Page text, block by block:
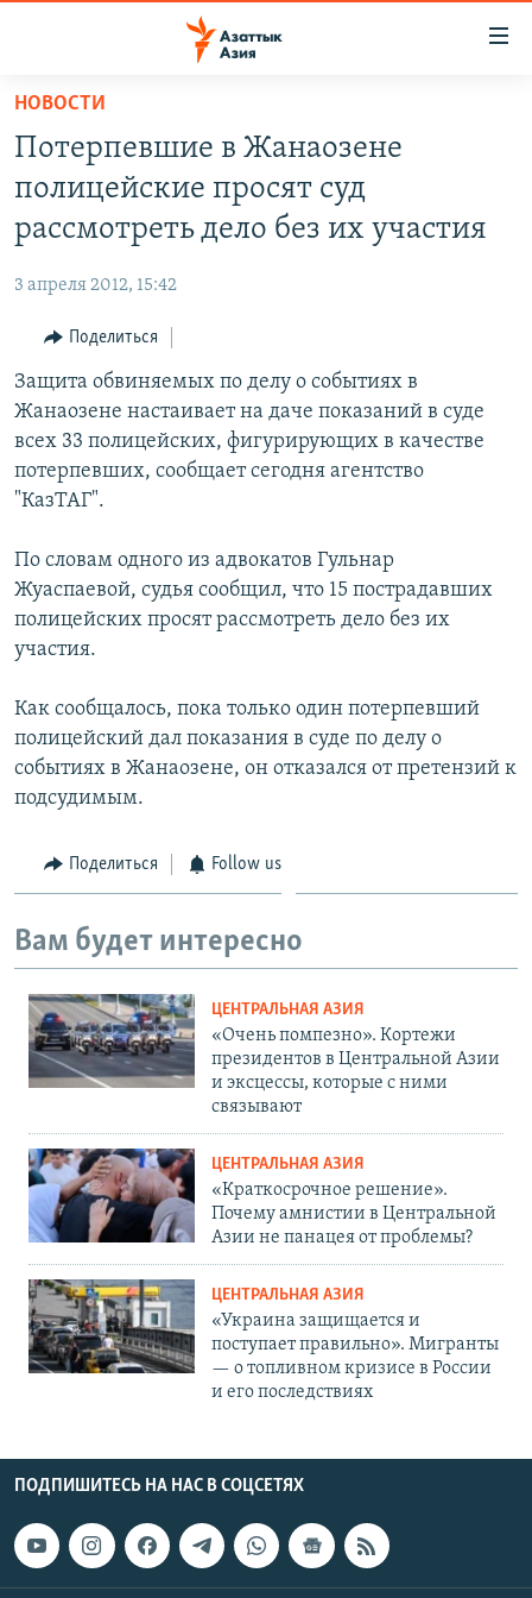
Вернуться
основному
содержанию
главной
навигации
Вернутся
поиску
КАЗАХСТАН
ТАДЖИКИСТАН
НОВОСТИ
ҚАЗАҚША
КЫРГЫЗЧА
ЎЗБЕКЧА
TÜRKMENÇE
Все сайты РСЕ/РС
НОВОСТИ
Потерпевшие в Жанаозене
полицейские просят суд
рассмотреть дело без их участия
3 апреля 2012, 15:42
Поделиться
Защита обвиняемых по делу о событиях в
Жанаозене настаивает на даче показаний в суде
всех 33 полицейских, фигурирующих в качестве
потерпевших, сообщает сегодня агентство
"КазТАГ".
По словам одного из адвокатов Гульнар
Жуаспаевой, судья сообщил, что 15 пострадавших
полицейских просят рассмотреть дело без их
участия.
Как сообщалось, пока только один потерпевший
полицейский дал показания в суде по делу о
событиях в Жанаозене, он отказался от претензий к
подсудимым.
Поделиться Follow us
Вам будет интересно
ЦЕНТРАЛЬНАЯ АЗИЯ
«Очень помпезно». Кортежи
президентов в Центральной Азии
и эксцессы, которые с ними
связывают
ЦЕНТРАЛЬНАЯ АЗИЯ
«Краткосрочное решение».
Почему амнистии в Центральной
Азии не панацея от проблемы?
ЦЕНТРАЛЬНАЯ АЗИЯ
«Украина защищается и
поступает правильно». Мигранты
— о топливном кризисе в России
и его последствиях
ПОДПИШИТЕСЬ НА НАС В СОЦСЕТЯХ